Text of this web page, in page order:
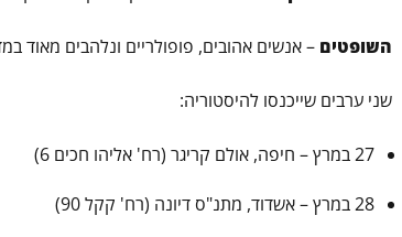
השופטים – אנשים אהובים, פופולריים ונלהבים מאוד
שני ערבים שייכנסו להיסטוריה:
27 במרץ – חיפה, אולם קריגר (רח' אליהו חכים 6)
28 במרץ – אשדוד, מתנ"ס דיונה (רח' קקל 90)